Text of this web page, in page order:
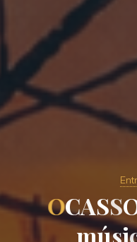
OCASS
músi